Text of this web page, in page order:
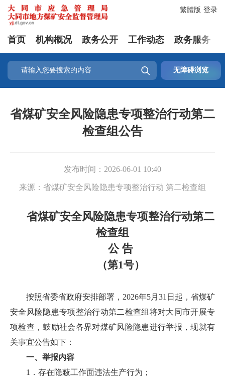
登录
繁體版
首页 机构概况 政务公开 工作动态 政务服务
 无障碍浏览
省煤矿安全风险隐患专项整治行动第二
检查组公告
发布时间： 2026-06-01 10:40
来源： 省煤矿安全风险隐患专项整治行动 第二检查组
省煤矿安全风险隐患专项整治行动第二
检查组
公 告
（第1号）
按照省委省政府安排部署，2026年5月31日起，省煤矿
安全风险隐患专项整治行动第二检查组将对大同市开展专
项检查，鼓励社会各界对煤矿风险隐患进行举报，现就有
关事宜公告如下：
一、举报内容
1．存在隐蔽工作面违法生产行为；